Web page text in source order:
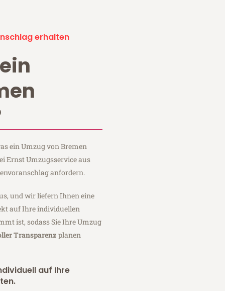
erhalten
ein Umzug von Bremen
Ernst Umzugsservice aus
anfordern.
und wir liefern Ihnen eine
auf Ihre individuellen
ist, sodass Sie Ihre Umzug
Transparenz planen
auf Ihre